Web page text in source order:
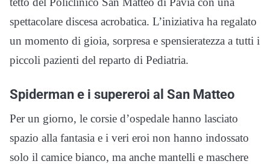
spettacolare discesa acrobatica. L’iniziativa ha regalato
un momento di gioia, sorpresa e spensieratezza a tutti i
piccoli pazienti del reparto di Pediatria.
Spiderman e i supereroi al San Matteo
Per un giorno, le corsie d’ospedale hanno lasciato
spazio alla fantasia e i veri eroi non hanno indossato
solo il camice bianco, ma anche mantelli e maschere